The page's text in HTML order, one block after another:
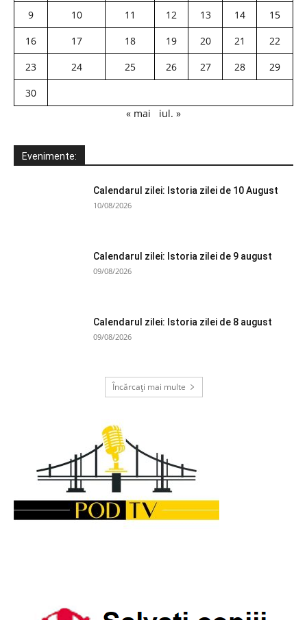
9
10 11 12 13 14
15
16
17 18 19 20 21
22
23
24 25 26 27 28
29
30
« mai
iul. »
Evenimente:
Calendarul zilei: Istoria zilei de 10 August
10/08/2026
Calendarul zilei: Istoria zilei de 9 august
09/08/2026
Calendarul zilei: Istoria zilei de 8 august
09/08/2026
Încărcați mai multe